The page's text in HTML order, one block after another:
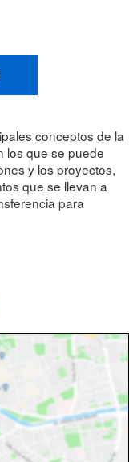
conceptos de la
los que se puede
y los proyectos,
que se llevan a
para